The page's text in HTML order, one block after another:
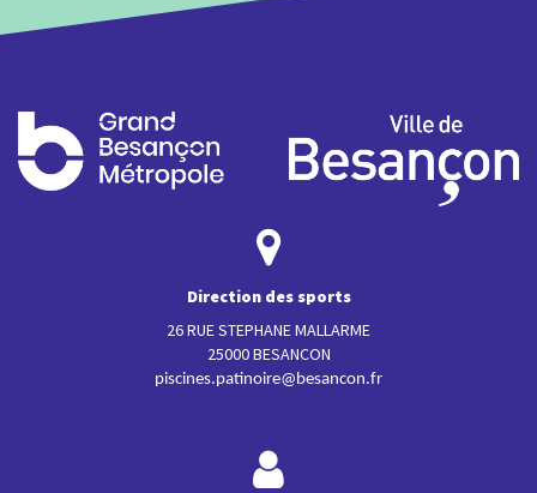
Direction des sports
26 RUE STEPHANE MALLARME
25000 BESANCON
piscines.patinoire@besancon.fr